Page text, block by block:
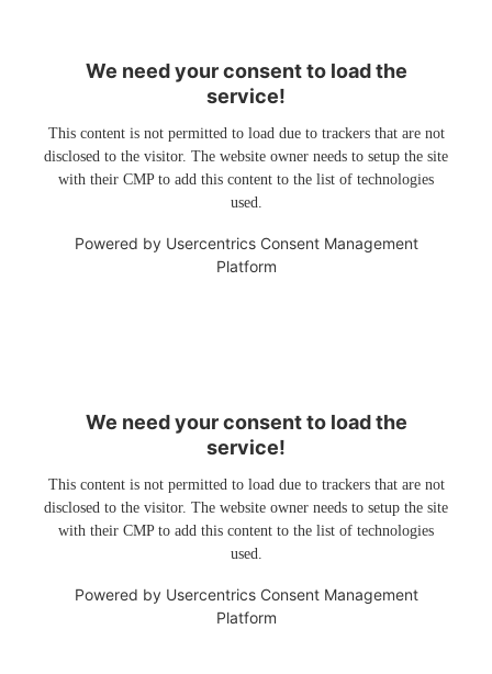
We need your consent to load the
service!
This content is not permitted to load due to trackers that are not
disclosed to the visitor. The website owner needs to setup the site
with their CMP to add this content to the list of technologies
used.
Powered by Usercentrics Consent Management
Platform
We need your consent to load the
service!
This content is not permitted to load due to trackers that are not
disclosed to the visitor. The website owner needs to setup the site
with their CMP to add this content to the list of technologies
used.
Powered by Usercentrics Consent Management
Platform